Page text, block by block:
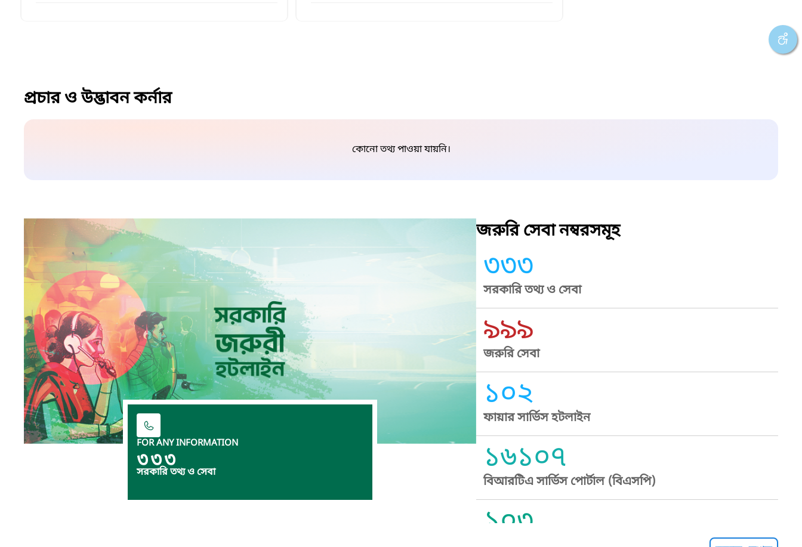
প্রচার ও উদ্ভাবন কর্নার
কোনো তথ্য পাওয়া যায়নি।
FOR ANY INFORMATION
৩৩৩
সরকারি তথ্য ও সেবা
জরুরি সেবা নম্বরসমূহ
৩৩৩
সরকারি তথ্য ও সেবা
৯৯৯
জরুরি সেবা
১০২
ফায়ার সার্ভিস হটলাইন
১৬১০৭
বিআরটিএ সার্ভিস পোর্টাল (বিএসপি)
১০৩